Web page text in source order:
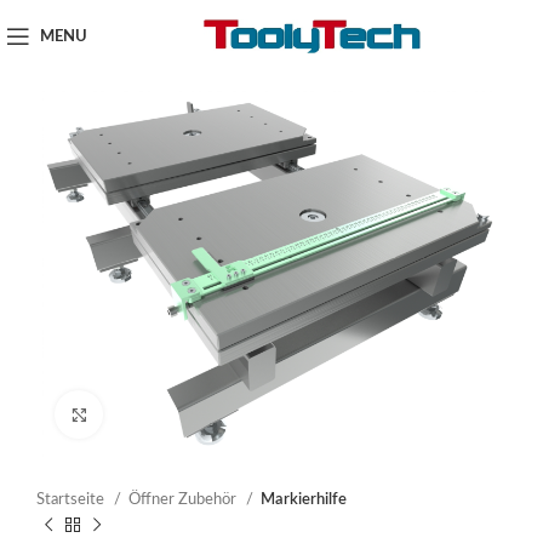
MENU
Click to enlarge
Startseite Öffner Zubehör Markierhilfe